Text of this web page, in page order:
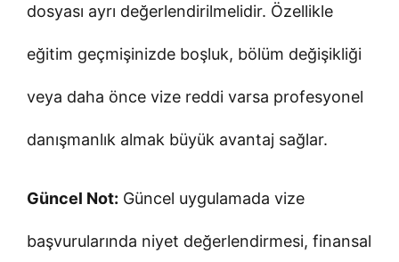
dosyası ayrı değerlendirilmelidir. Özellikle
eğitim geçmişinizde boşluk, bölüm değişikliği
veya daha önce vize reddi varsa profesyonel
danışmanlık almak büyük avantaj sağlar.
Güncel Not: Güncel uygulamada vize
başvurularında niyet değerlendirmesi, finansal